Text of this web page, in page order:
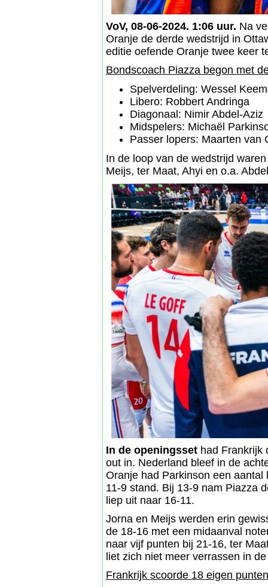
VoV, 08-06-2024. 1:06 uur. Na
Oranje de derde wedstrijd in
editie oefende Oranje twee keer
Bondscoach Piazza begon met
Spelverdeling: Wessel
Libero: Robbert Andringa
Diagonaal: Nimir Abdel-Aziz
Midspelers: Michaël
Passer lopers: Maarten van
In de loop van de wedstrijd
Meijs, ter Maat, Ahyi en o.a.
In de openingsset had Frankrijk
out in. Nederland bleef in de
Oranje had Parkinson een
11-9 stand. Bij 13-9 nam Piazza
liep uit naar 16-11.
Jorna en Meijs werden erin
de 18-16 met een midaanval
naar vijf punten bij 21-16, ter
liet zich niet meer verrassen in
Frankrijk scoorde 18 eigen